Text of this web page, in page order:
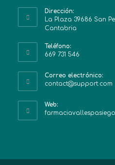
Dirección:
La Plaza 39686 San
Cantabria
Teléfono:
669 731 546
Correo electrónico:
contact@support.com
Web: